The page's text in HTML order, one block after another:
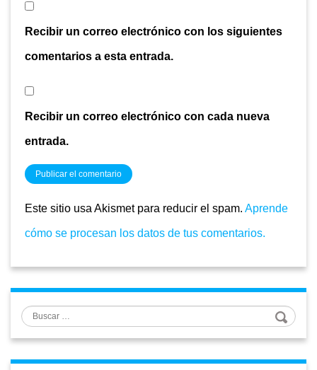
Recibir un correo electrónico con los siguientes
comentarios a esta entrada.
Recibir un correo electrónico con cada nueva
entrada.
Este sitio usa Akismet para reducir el spam. Aprende
cómo se procesan los datos de tus comentarios.
Buscar